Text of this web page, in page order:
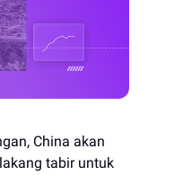
China akan
tabir untuk